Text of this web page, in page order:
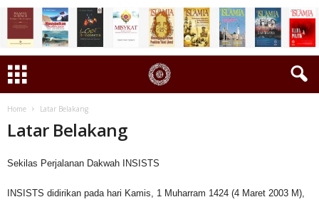
Home Latar Belakang
Latar Belakang
Sekilas Perjalanan Dakwah INSISTS
INSISTS didirikan pada hari Kamis, 1 Muharram 1424 (4 Maret 2003 M),